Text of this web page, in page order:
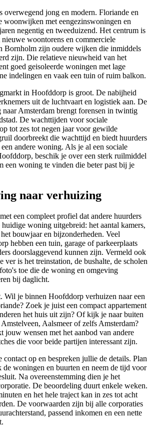
overwegend jong en modern. Floriande en
woonwijken met eengezinswoningen en
negentig en tweeduizend. Het centrum is
woontorens en commerciele
Bornholm zijn oudere wijken die inmiddels
zijn. Die relatieve nieuwheid van het
goed geisoleerde woningen met lage
indelingen en vaak een tuin of ruim balkon.
in Hoofddorp is groot. De nabijheid
uit de luchtvaart en logistiek aan. De
naar Amsterdam brengt forensen in twintig
De wachttijden voor sociale
tot zes tot negen jaar voor gewilde
doorbreekt die wachttijd en biedt huurders
andere woning. Als je al een sociale
beschik je over een sterk ruilmiddel
een woning te vinden die beter past bij je
naar verhuizing
een compleet profiel dat andere huurders
woning uitgebreid: het aantal kamers,
bouwjaar en bijzonderheden. Veel
hebben een tuin, garage of parkeerplaats
doorslaggevend kunnen zijn. Vermeld ook
ver is het treinstation, de bushalte, de scholen
toe die de woning en omgeving
bij daglicht.
Wil je binnen Hoofddorp verhuizen naar een
Zoek je juist een compact appartement
het huis uit zijn? Of kijk je naar buiten
Aalsmeer of zelfs Amsterdam?
jouw wensen met het aanbod van andere
die voor beide partijen interessant zijn.
contact op en bespreken jullie de details. Plan
woningen en buurten en neem de tijd voor
Na overeenstemming dien je het
De beoordeling duurt enkele weken.
en het hele traject kan in zes tot acht
De voorwaarden zijn bij alle corporaties
passend inkomen en een nette